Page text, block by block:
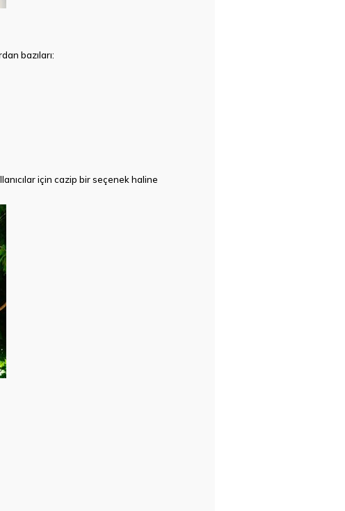
bazıları:
için cazip bir seçenek haline